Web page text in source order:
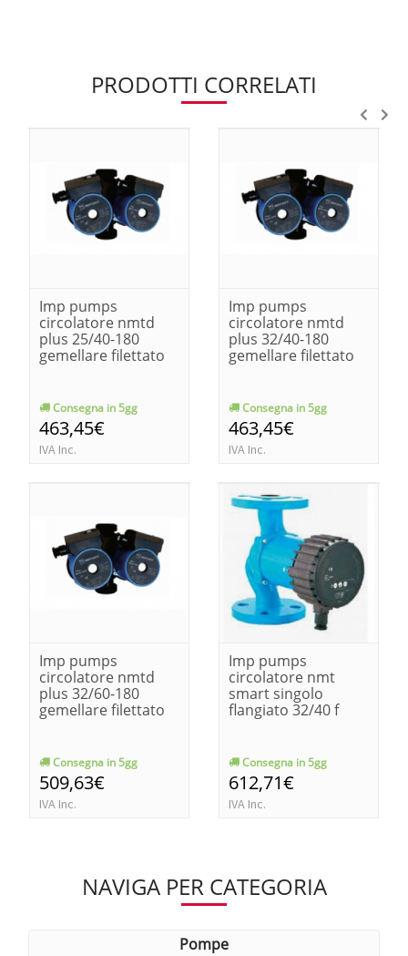
PRODOTTI CORRELATI
Imp pumps
circolatore nmtd
plus 25/40-180
gemellare filettato
Consegna in 5gg
463,45€
IVA Inc.
Imp pumps
circolatore nmtd
plus 32/40-180
gemellare filettato
Consegna in 5gg
463,45€
IVA Inc.
Imp pumps
circolatore nmtd
plus 32/60-180
gemellare filettato
Consegna in 5gg
509,63€
IVA Inc.
Imp pumps
circolatore nmt
smart singolo
flangiato 32/40 f
Consegna in 5gg
612,71€
IVA Inc.
NAVIGA PER CATEGORIA
pompe